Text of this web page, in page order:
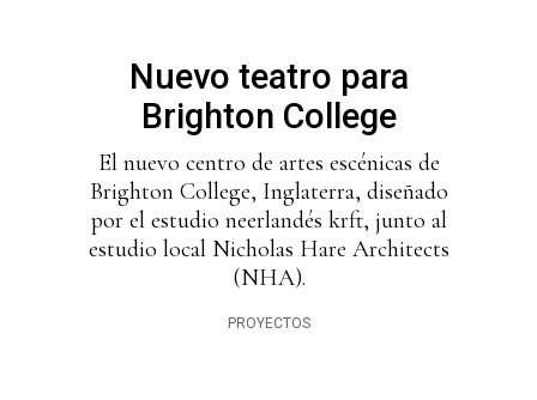
Nuevo teatro para
Brighton College
El nuevo centro de artes escénicas de
Brighton College, Inglaterra, diseñado
por el estudio neerlandés krft, junto al
estudio local Nicholas Hare Architects
(NHA).
PROYECTOS